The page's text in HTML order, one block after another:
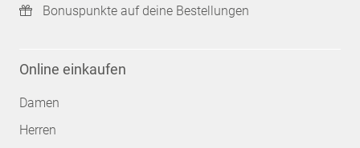
Bonuspunkte auf deine Bestellungen
Online einkaufen
Damen
Herren